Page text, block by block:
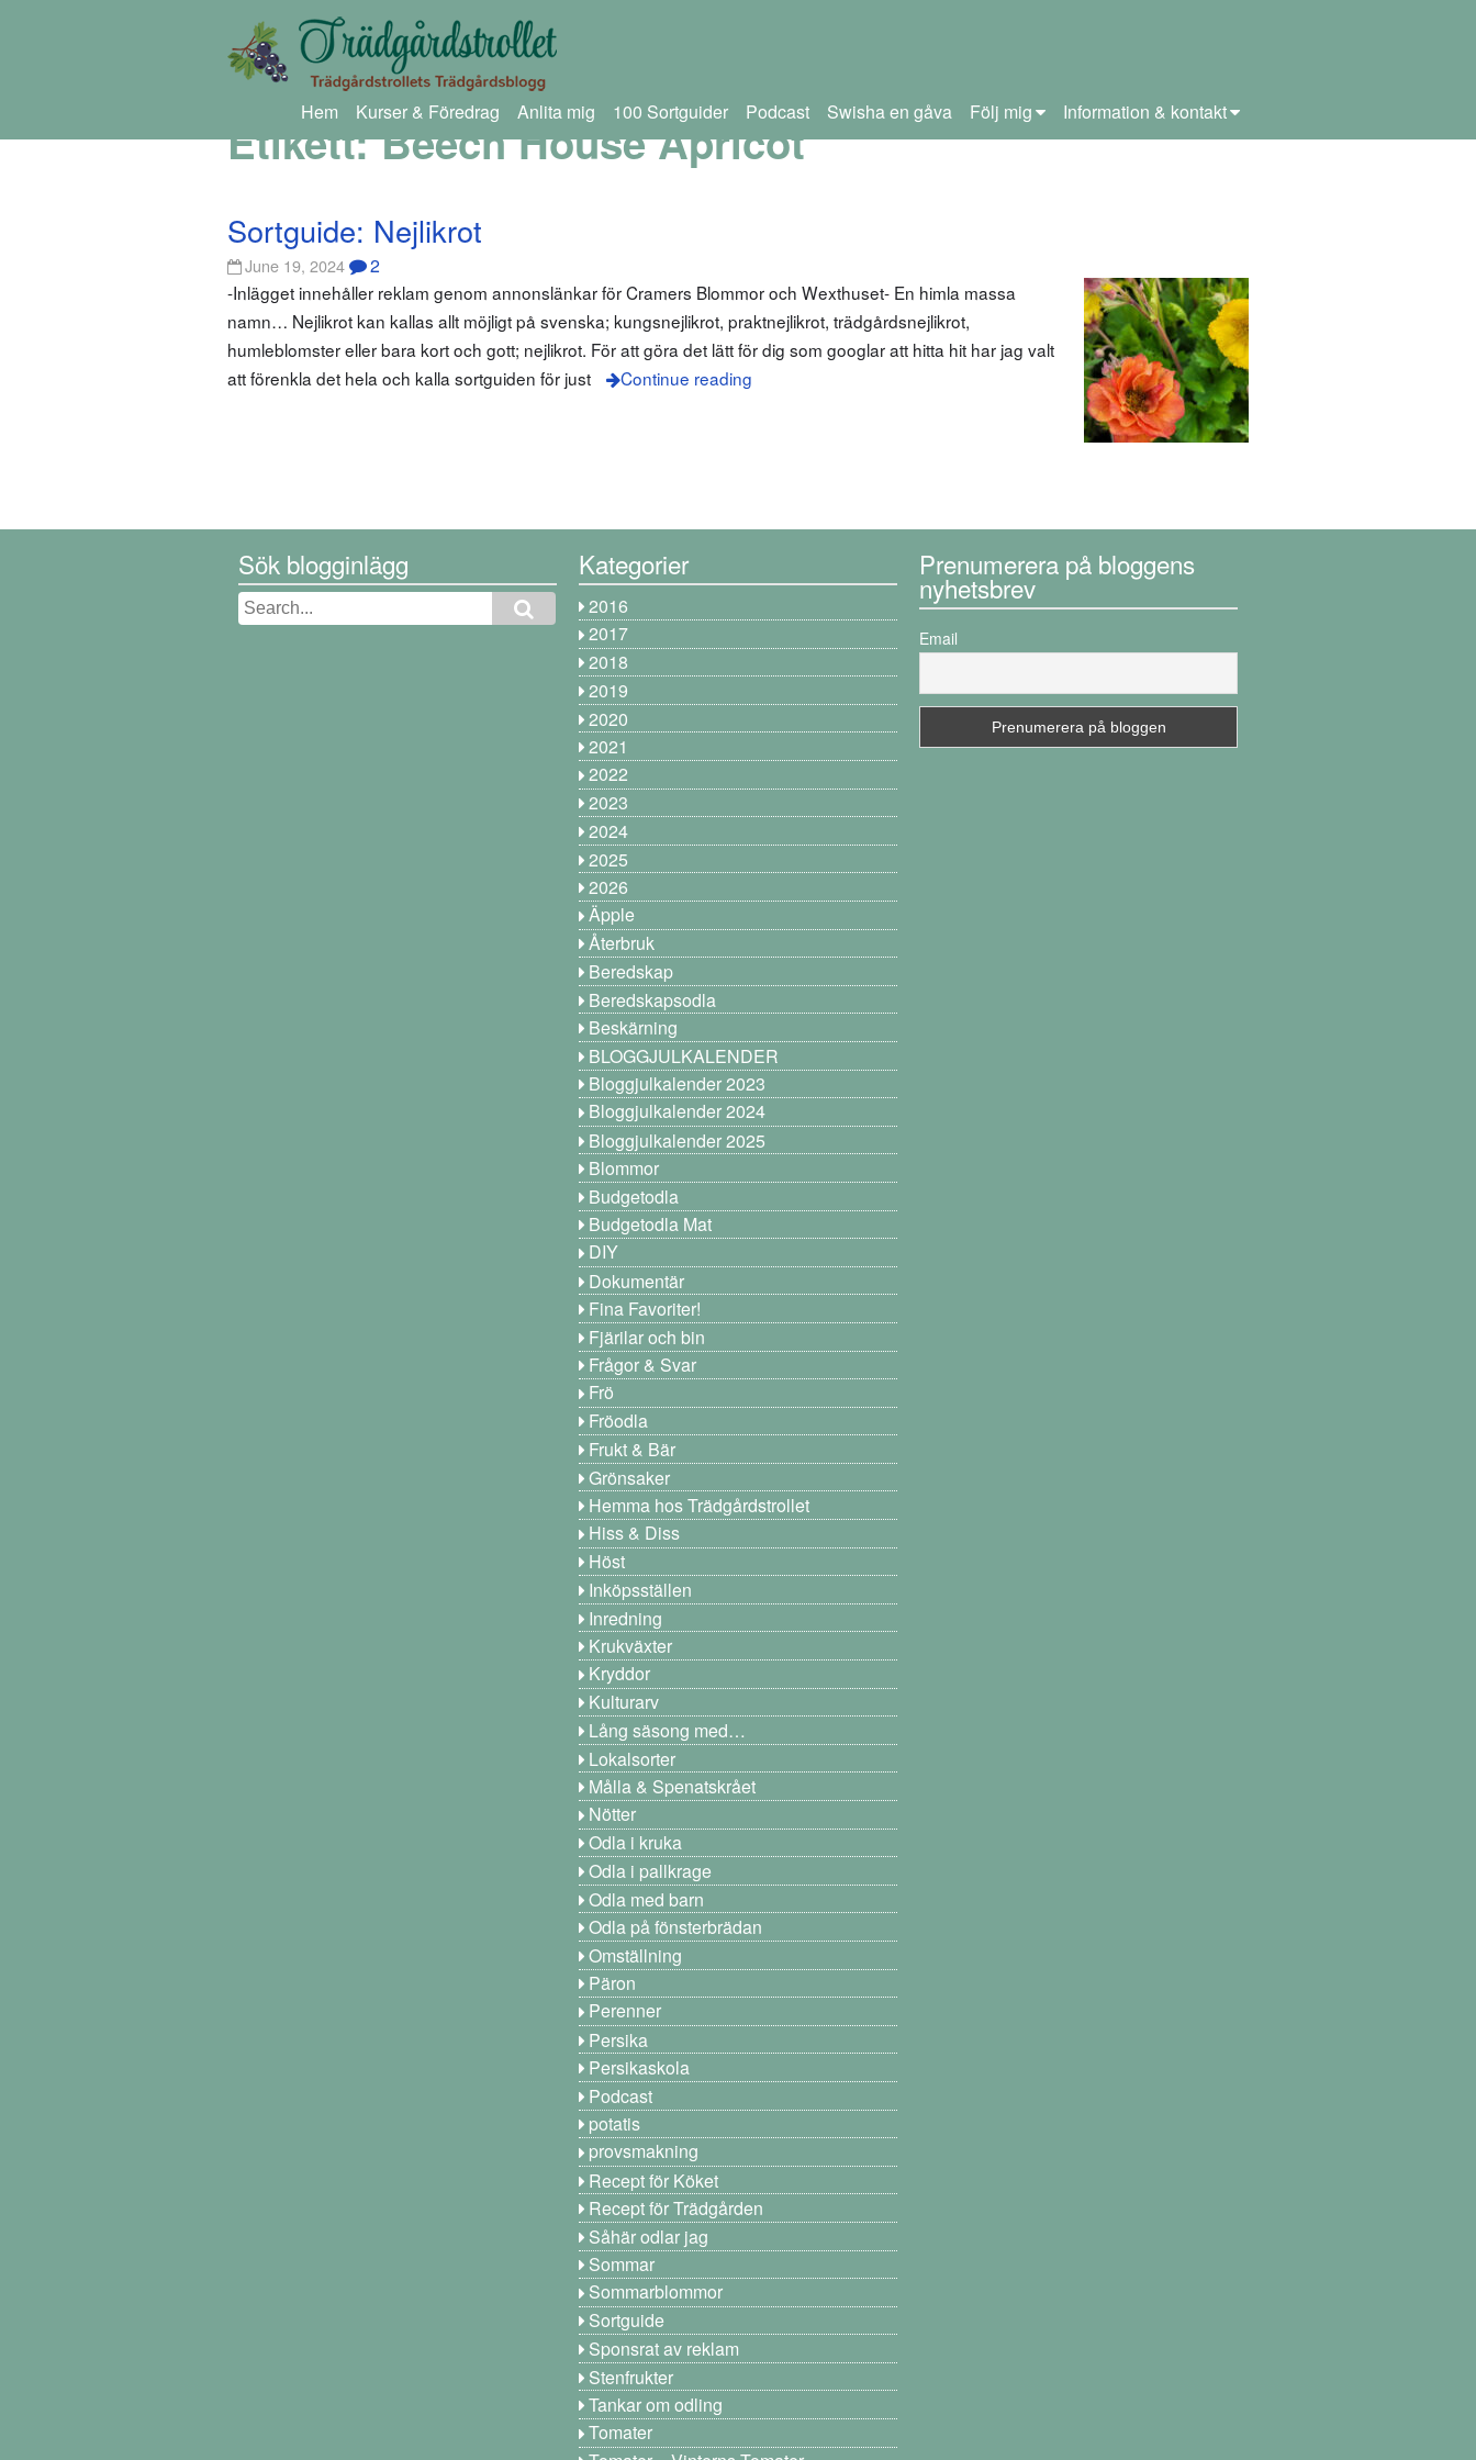
Hem Kurser & Föredrag Anlita mig 100 Sortguider Podcast Swisha en gåva Följ mig Information & kontakt
Etikett:Beech House Apricot
Sortguide: Nejlikrot
June 19, 2024 2
-Inlägget innehåller reklam genom annonslänkar för Cramers Blommor och Wexthuset- En himla massa
namn… Nejlikrot kan kallas allt möjligt på svenska; kungsnejlikrot, praktnejlikrot, trädgårdsnejlikrot,
humleblomster eller bara kort och gott; nejlikrot. För att göra det lätt för dig som googlar att hitta hit har jag valt
att förenkla det hela och kalla sortguiden för just
Continue reading
Sök blogginlägg Kategorier
2016
2017
2018
2019
2020
2021
2022
2023
2024
2025
2026
Äpple
Återbruk
Beredskap
Beredskapsodla
Beskärning
BLOGGJULKALENDER
Bloggjulkalender 2023
Bloggjulkalender 2024
Bloggjulkalender 2025
Blommor
Budgetodla
Budgetodla Mat
DIY
Dokumentär
Fina Favoriter!
Fjärilar och bin
Frågor & Svar
Frö
Fröodla
Frukt & Bär
Grönsaker
Hemma hos Trädgårdstrollet
Hiss & Diss
Höst
Inköpsställen
Inredning
Krukväxter
Kryddor
Kulturarv
Lång säsong med…
Lokalsorter
Målla & Spenatskrået
Nötter
Odla i kruka
Odla i pallkrage
Odla med barn
Odla på fönsterbrädan
Omställning
Päron
Perenner
Persika
Persikaskola
Podcast
potatis
provsmakning
Recept för Köket
Recept för Trädgården
Såhär odlar jag
Sommar
Sommarblommor
Sortguide
Sponsrat av reklam
Stenfrukter
Tankar om odling
Tomater
Prenumerera på bloggens
nyhetsbrev
Email